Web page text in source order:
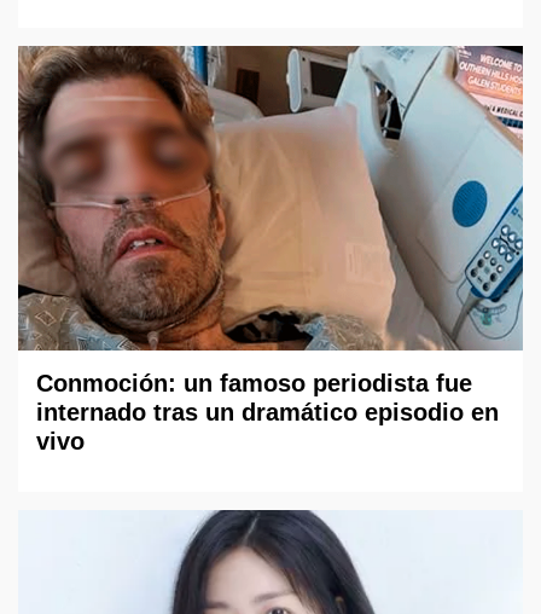
Conmoción: un famoso periodista fue
internado tras un dramático episodio en
vivo